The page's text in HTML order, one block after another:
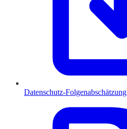
Datenschutz-Folgenabschätzung